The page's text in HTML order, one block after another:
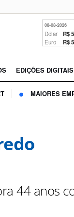
08-08-2026
Dólar R$
Euro R$
EDIÇÕES DIGITAIS
MAIORES
44 anos